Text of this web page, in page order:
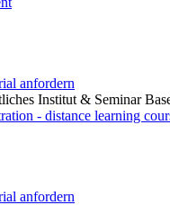
anfordern
Institut & Seminar
- distance learning
anfordern